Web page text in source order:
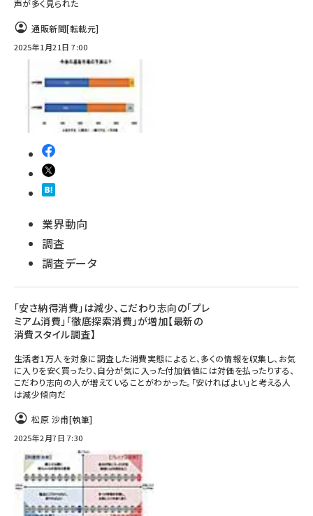
声が多く見られた
通販新聞[転載元]
2025年1月21日 7:00
業界動向
調査
調査データ
「安さ納得消費」は減少、こだわり志向の「プレ
ミアム消費」「徹底探索消費」が増加【最新の
消費スタイル調査】
生活者1万人を対象に調査した消費実態によると、多くの情報を収集し、お気
に入りを安く買ったり、自分が気に入った付加価値には対価を払ったりする、
こだわり志向の人が増えていることがわかった。「安ければよい」と考える人
は減少傾向だ
松原 沙甫[執筆]
2025年2月7日 7:30